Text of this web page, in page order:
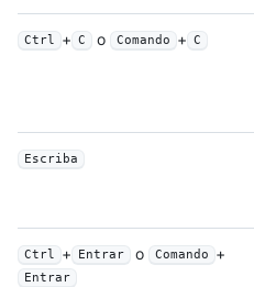
Ctrl + C o Comando + C
Escriba
Ctrl + Entrar o Comando +
Entrar